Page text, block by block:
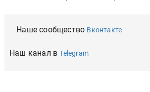
Наше сообщество Вконтакте
Наш канал вTelegram